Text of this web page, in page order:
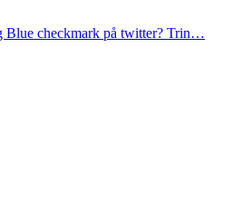
Blue checkmark på twitter? Trin…